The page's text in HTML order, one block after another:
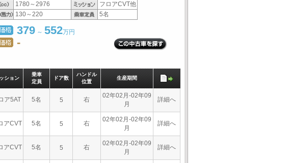
1780～2976
フロアCVT他
130～220
5名
379 ～ 552万円
-
ション
乗車
定員
ドア数
ハンドル
位置
生産期間
ア5AT 5名 5 右
02年02月-02年09
月
詳細へ
アCVT 5名 5 右
02年02月-02年09
月
詳細へ
アCVT 5名 5 右
02年02月-02年09
月
詳細へ